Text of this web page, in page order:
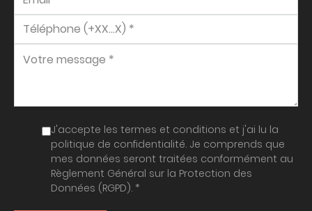
J'accepte les termes et conditions et j'ai lu la
politique de confidentialité. Je comprends que
mes données seront traitées conformément au
Règlement Général sur la Protection des
Données (RGPD). *